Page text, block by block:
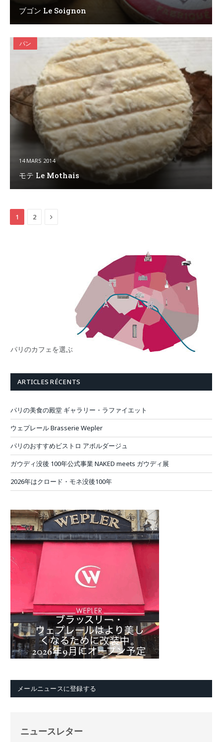
ブゴン Le Soignon
パン
14 MARS 2014
モテ Le Mothais
1 2 Next
パリのカフェを選ぶ
ARTICLES RÉCENTS
パリの美食の殿堂 ギャラリー・ラファイエット
ウェプレール Brasserie Wepler
パリのおすすめビストロ アボルダージュ
ガウディ没後 100年公式事業 NAKED meets ガウディ展
2026年はクロード・モネ没後100年
メールニュースに登録する
ニュースレター